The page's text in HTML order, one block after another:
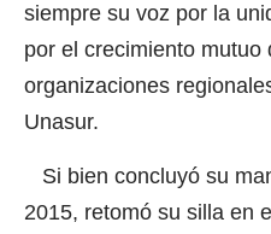
siempre su voz por la
por el crecimiento mutuo
organizaciones
Unasur.
Si bien concluyó su
2015, retomó su silla en